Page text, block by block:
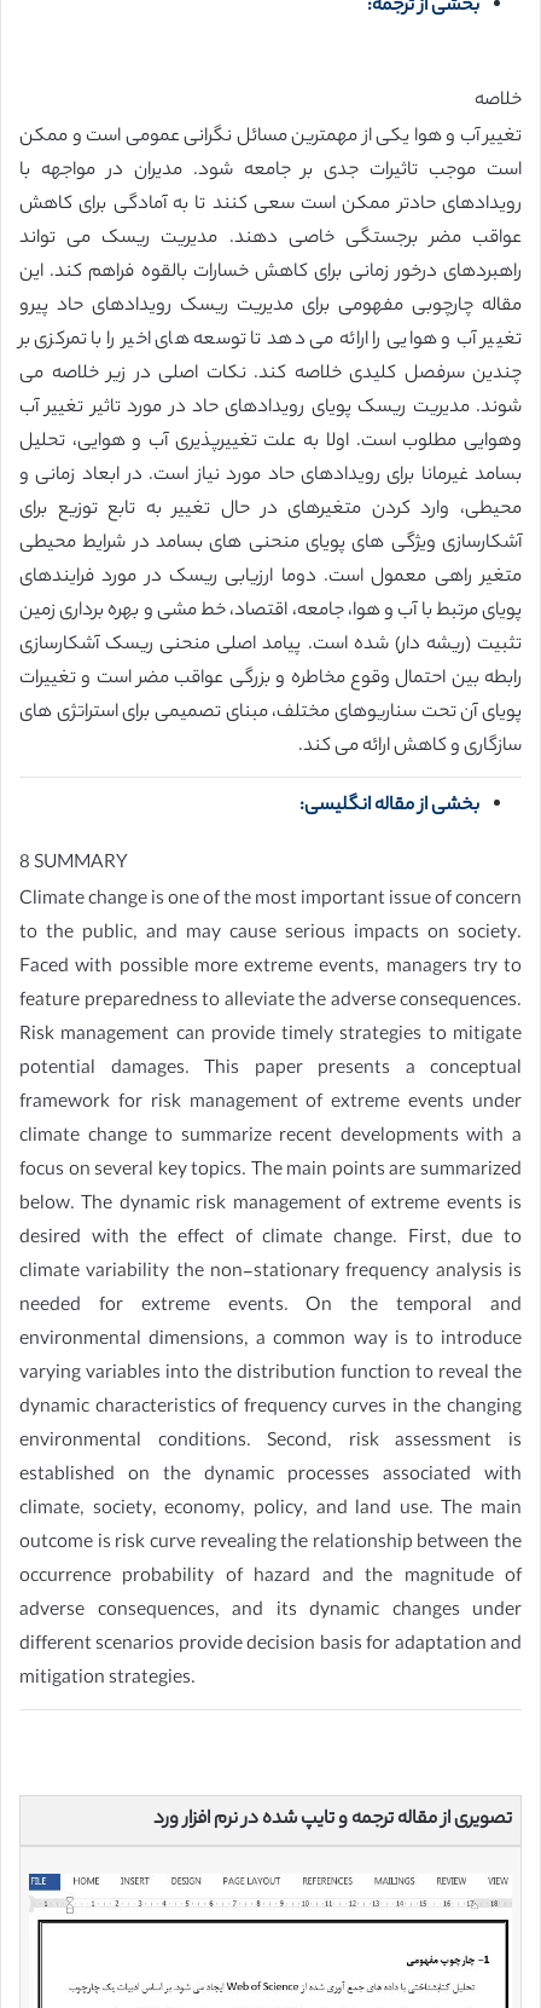
بخشی از ترجمه:
خلاصه
تغییر آب و هوا یکی از مهمترین مسائل نگرانی عمومی است و ممکن
است موجب تاثیرات جدی بر جامعه شود. مدیران در مواجهه با
رویدادهای حادتر ممکن است سعی کنند تا به آمادگی برای کاهش
عواقب مضر برجستگی خاصی دهند. مدیریت ریسک می تواند
راهبردهای درخور زمانی برای کاهش خسارات بالقوه فراهم کند. این
مقاله چارچوبی مفهومی برای مدیریت ریسک رویدادهای حاد پیرو
تغییر آب و هوایی را ارائه می دهد تا توسعه های اخیر را با تمرکزی بر
چندین سرفصل کلیدی خلاصه کند. نکات اصلی در زیر خلاصه می
شوند. مدیریت ریسک پویای رویدادهای حاد در مورد تاثیر تغییر آب
وهوایی مطلوب است. اولا به علت تغییرپذیری آب و هوایی، تحلیل
بسامد غیرمانا برای رویدادهای حاد مورد نیاز است. در ابعاد زمانی و
محیطی، وارد کردن متغیرهای در حال تغییر به تابع توزیع برای
آشکارسازی ویژگی های پویای منحنی های بسامد در شرایط محیطی
متغیر راهی معمول است. دوما ارزیابی ریسک در مورد فرایندهای
پویای مرتبط با آب و هوا، جامعه، اقتصاد، خط مشی و بهره برداری زمین
تثبیت (ریشه دار) شده است. پیامد اصلی منحنی ریسک آشکارسازی
رابطه بین احتمال وقوع مخاطره و بزرگی عواقب مضر است و تغییرات
پویای آن تحت سناریوهای مختلف، مبنای تصمیمی برای استراتژی های
سازگاری و کاهش ارائه می کند.
بخشی از مقاله انگلیسی:
8 SUMMARY
Climate change is one of the most important issue of concern
to the public, and may cause serious impacts on society.
Faced with possible more extreme events, managers try to
feature preparedness to alleviate the adverse consequences.
Risk management can provide timely strategies to mitigate
potential damages. This paper presents a conceptual
framework for risk management of extreme events under
climate change to summarize recent developments with a
focus on several key topics. The main points are summarized
below. The dynamic risk management of extreme events is
desired with the effect of climate change. First, due to
climate variability the non-stationary frequency analysis is
needed for extreme events. On the temporal and
environmental dimensions, a common way is to introduce
varying variables into the distribution function to reveal the
dynamic characteristics of frequency curves in the changing
environmental conditions. Second, risk assessment is
established on the dynamic processes associated with
climate, society, economy, policy, and land use. The main
outcome is risk curve revealing the relationship between the
occurrence probability of hazard and the magnitude of
adverse consequences, and its dynamic changes under
different scenarios provide decision basis for adaptation and
mitigation strategies.
تصویری از مقاله ترجمه و تایپ شده در نرم افزار ورد